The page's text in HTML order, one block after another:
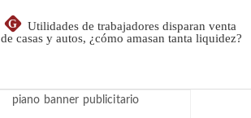
G
Utilidades de trabajadores disparan venta
de casas y autos, ¿cómo amasan tanta liquidez?